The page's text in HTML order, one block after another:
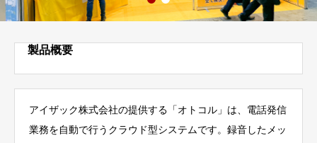
製品概要
アイザック株式会社の提供する「オトコル」は、電話発信
業務を自動で行うクラウド型システムです。 録音したメッ